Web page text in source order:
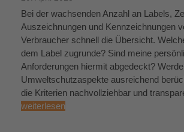
Bei der wachsenden Anzahl an Labels,
Auszeichnungen und Kennzeichnungen
Verbraucher schnell die Übersicht.
dem Label zugrunde? Sind meine
Anforderungen hiermit abgedeckt?
Umweltschutzaspekte ausreichend
die Kriterien nachvollziehbar und
weiterlesen